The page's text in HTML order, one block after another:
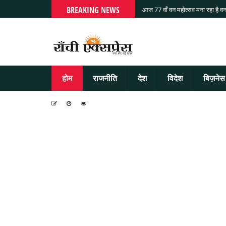
BREAKING NEWS आज 77 वाँ वन महोत्सव मना रहा है
होम राजनीति देश विदेश बिज़नेस